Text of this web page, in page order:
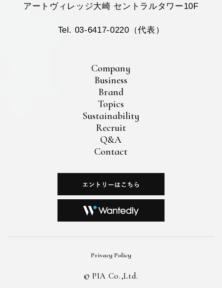
アートヴィレッジ大崎 セントラルタワー10F
Tel. 03-6417-0220（代表）
Company
Business
Brand
Topics
Sustainability
Recruit
Q&A
Contact
Privacy Policy
©︎ PIA Co.,Ltd.